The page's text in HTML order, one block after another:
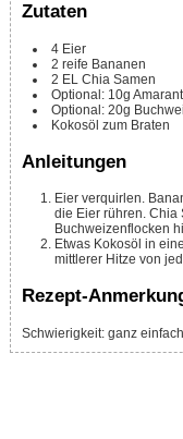
Zutaten
4 Eier
2 reife Bananen
2 EL Chia Samen
Optional: 10g
Optional: 20g
Kokosöl zum Braten
Anleitungen
Eier verquirlen.
die Eier rühren. Chia
Buchweizenflocken
Etwas Kokosöl in
mittlerer Hitze von
Rezept-
Schwierigkeit: ganz einfach